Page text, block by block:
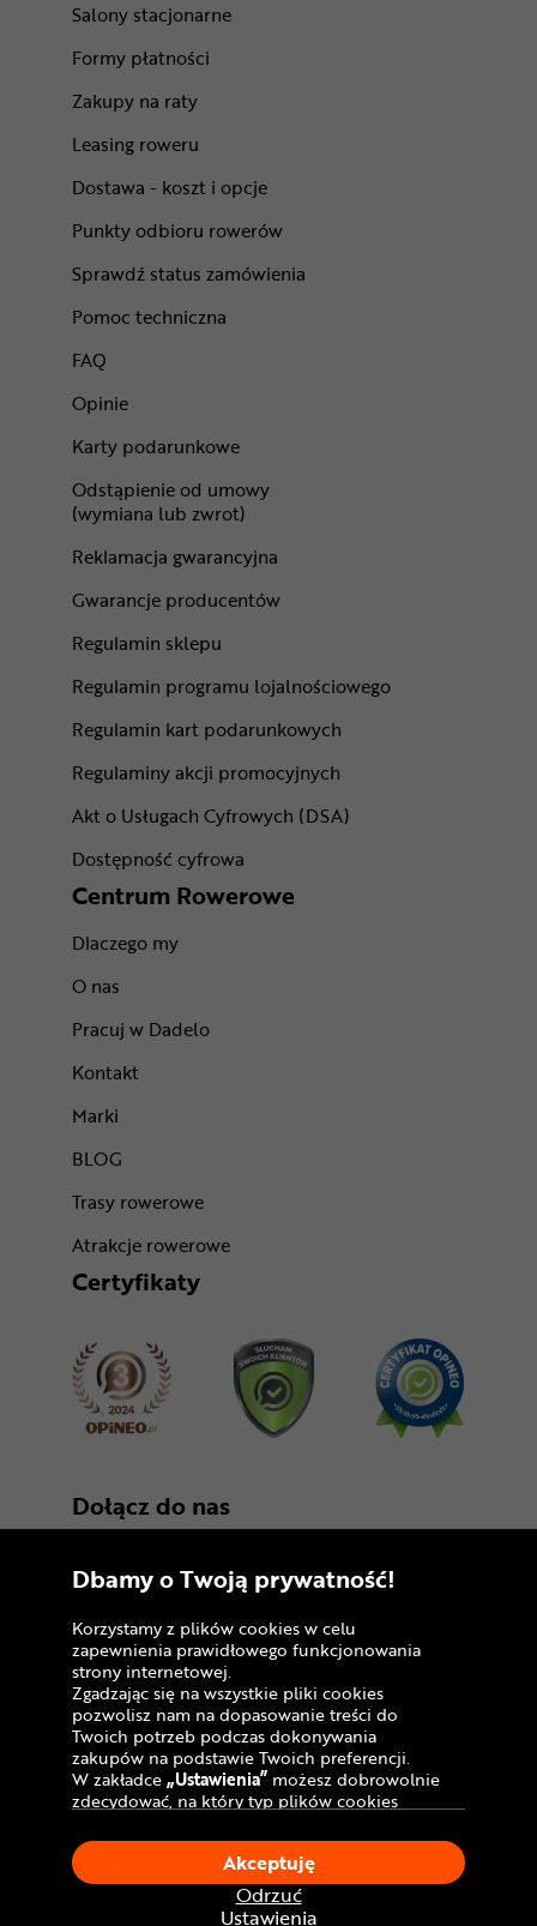
Salony stacjonarne
Formy płatności
Zakupy na raty
Leasing roweru
Dostawa - koszt i opcje
Punkty odbioru rowerów
Sprawdź status zamówienia
Pomoc techniczna
FAQ
Opinie
Karty podarunkowe
Odstąpienie od umowy
(wymiana lub zwrot)
Reklamacja gwarancyjna
Gwarancje producentów
Regulamin sklepu
Regulamin programu lojalnościowego
Regulamin kart podarunkowych
Regulaminy akcji promocyjnych
Akt o Usługach Cyfrowych (DSA)
Dostępność cyfrowa
Centrum Rowerowe
Dlaczego my
O nas
Pracuj w Dadelo
Kontakt
Marki
BLOG
Trasy rowerowe
Atrakcje rowerowe
Certyfikaty
Dołącz do nas
Copyright © 2005 - 2026
Polityka prywatności i zasady korzystania z
serwisu
Informacja o plikach cookies
Mapa witryny
Dbamy o Twoją prywatność!
Korzystamy z plików cookies w celu
zapewnienia prawidłowego funkcjonowania
strony internetowej.
Zgadzając się na wszystkie pliki cookies
pozwolisz nam na dopasowanie treści do
Twoich potrzeb podczas dokonywania
zakupów na podstawie Twoich preferencji.
W zakładce„Ustawienia” możesz dobrowolnie
zdecydować, na który typ plików cookies
Klikając„Akceptuję”, wyrażasz zgodę na
stosowanie ciasteczek zgodnie z ustawieniami
Twojej przeglądarki.
W dowolnym momencie, możesz dokonać
Ustawienia
Odrzuć
Akceptuję